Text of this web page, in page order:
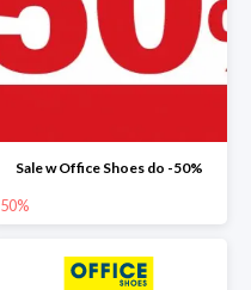
Sale w Office Shoes do -50%
50%